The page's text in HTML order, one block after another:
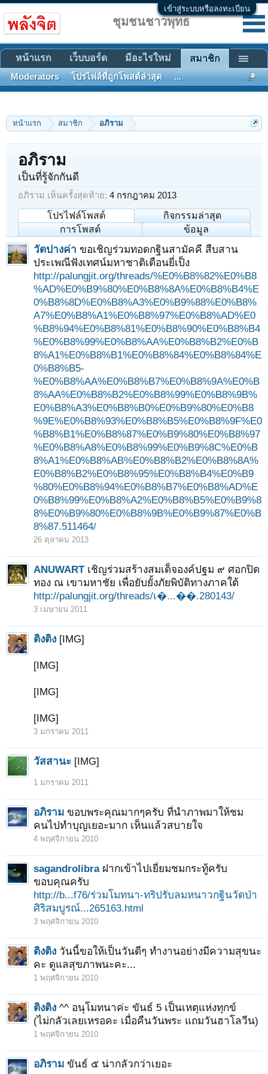
เข้าสู่ระบบหรือลงทะเบียน
หน้าแรก สมาชิก อภิราม
อภิราม
เป็นที่รู้จักกันดี
อภิราม เห็นครั้งสุดท้าย: 4 กรกฎาคม 2013
โปรไฟล์โพสต์
กิจกรรมล่าสุด
การโพสต์
ข้อมูล
วัดปางค่า ขอเชิญร่วมทอดกฐินสามัคคี สืบสาน
ประเพณีฟังเทศน์มหาชาติเดือนยี่เป็ง
http://palungjit.org/threads/%E0%B8%82%E0%B8
%AD%E0%B9%80%E0%B8%8A%E0%B8%B4%E
0%B8%8D%E0%B8%A3%E0%B9%88%E0%B8%
A7%E0%B8%A1%E0%B8%97%E0%B8%AD%E0
%B8%94%E0%B8%81%E0%B8%90%E0%B8%B4
%E0%B8%99%E0%B8%AA%E0%B8%B2%E0%B
8%A1%E0%B8%B1%E0%B8%84%E0%B8%84%E
0%B8%B5-
%E0%B8%AA%E0%B8%B7%E0%B8%9A%E0%B
8%AA%E0%B8%B2%E0%B8%99%E0%B8%9B%
E0%B8%A3%E0%B8%B0%E0%B9%80%E0%B8
%9E%E0%B8%93%E0%B8%B5%E0%B8%9F%E0
%B8%B1%E0%B8%87%E0%B9%80%E0%B8%97
%E0%B8%A8%E0%B8%99%E0%B9%8C%E0%B
8%A1%E0%B8%AB%E0%B8%B2%E0%B8%8A%
E0%B8%B2%E0%B8%95%E0%B8%B4%E0%B9
%80%E0%B8%94%E0%B8%B7%E0%B8%AD%E
0%B8%99%E0%B8%A2%E0%B8%B5%E0%B9%8
8%E0%B9%80%E0%B8%9B%E0%B9%87%E0%B
8%87.511464/
26 ตุลาคม 2013
ANUWART เชิญร่วมสร้างสมเด็จองค์ปฐม ๙ ศอกปิด
ทอง ณ เขามหาชัย เพื่อยับยั้งภัยพิบัติทางภาคใต้
http://palungjit.org/threads/เ�...��.280143/
3 เมษายน 2011
ติงติง [IMG]
[IMG]
[IMG]
[IMG]
3 มกราคม 2011
วัสสานะ [IMG]
1 มกราคม 2011
อภิราม ขอบพระคุณมากๆครับ ที่นำภาพมาให้ชม
คนไปทำบุญเยอะมาก เห็นแล้วสบายใจ
4 พฤศจิกายน 2010
sagandrolibra ฝากเข้าไปเยี่ยมชมกระทู้ครับ
ขอบคุณครับ
http://b...f76/ร่วมโมทนา-ทริปรับลมหนาวกฐินวัดป่า
ศิริสมบูรณ์...265163.html
3 พฤศจิกายน 2010
ติงติง วันนี้ขอให้เป็นวันดีๆ ทำงานอย่างมีความสุขนะ
คะ ดูแลสุขภาพนะคะ...
1 พฤศจิกายน 2010
ติงติง ^^ อนุโมทนาค่ะ ขันธ์ 5 เป็นเหตุแห่งทุกข์
(ไม่กลัวเลยเหรอคะ เมื่อคืนวันพระ แถมวันฮาโลวีน)
1 พฤศจิกายน 2010
อภิราม ขันธ์ ๕ น่ากลัวกว่าเยอะ
ชุมชนชาวพุทธ
หน้าแรก เว็บบอร์ด มีอะไรใหม่ สมาชิก
Moderators โปรไฟล์ที่ถูกโพสต์ล่าสุด ...